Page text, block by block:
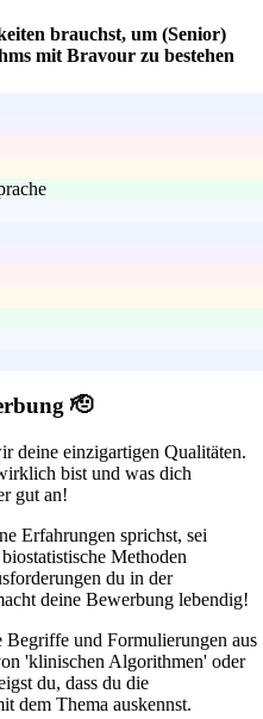
brauchst, um (Senior)
mit Bravour zu bestehen
🫡
deine einzigartigen Qualitäten.
bist und was dich
gut an!
Erfahrungen sprichst, sei
Methoden
du in der
deine Bewerbung lebendig!
Begriffe und Formulierungen aus
'klinischen Algorithmen' oder
du, dass du die
dem Thema auskennst.